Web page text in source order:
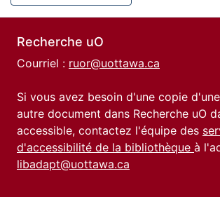
Recherche uO
Courriel : ruor@uottawa.ca
Si vous avez besoin d'une copie
autre document dans Recherche uO
accessible, contactez l'équipe des
d'accessibilité de la bibliothèque à
libadapt@uottawa.ca